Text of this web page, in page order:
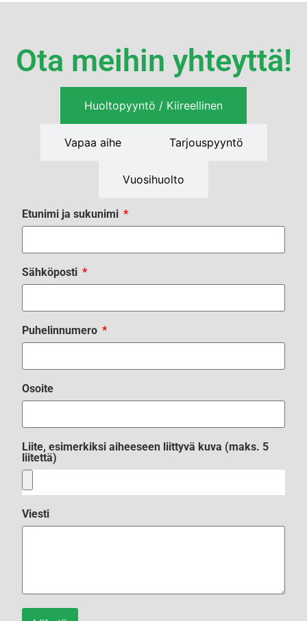
Ota meihin yhteyttä!
Huoltopyyntö / Kiireellinen
Vapaa aihe Tarjouspyyntö
Vuosihuolto
Etunimi ja sukunimi
Sähköposti
Puhelinnumero
Osoite
Liite, esimerkiksi aiheeseen liittyvä kuva (maks. 5
liitettä)
Viesti